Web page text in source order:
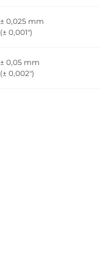
± 0,025 mm
(± 0,001")
± 0,05 mm
(± 0,002")